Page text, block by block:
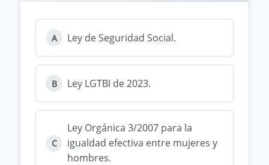
A Ley de Seguridad Social.
B Ley LGTBI de 2023.
C
Ley Orgánica 3/2007 para la
igualdad efectiva entre mujeres y
hombres.